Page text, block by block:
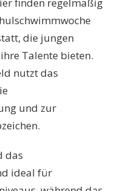
finden regelmäßig
die jungen
Talente bieten.
nutzt das
und zur
das
ideal für